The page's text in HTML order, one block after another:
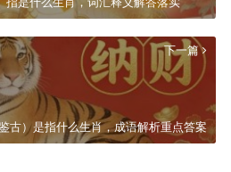
下一篇
古）是指什么生肖，成语解析重点答案